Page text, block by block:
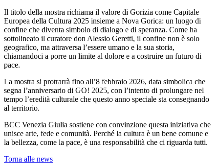
Il titolo della mostra richiama il valore di Gorizia come Capitale
Europea della Cultura 2025 insieme a Nova Gorica: un luogo di
confine che diventa simbolo di dialogo e di speranza. Come ha
sottolineato il curatore don Alessio Geretti, il confine non è solo
geografico, ma attraversa l’essere umano e la sua storia,
chiamandoci a porre un limite al dolore e a costruire un futuro di
pace.
La mostra si protrarrà fino all’8 febbraio 2026, data simbolica che
segna l’anniversario di GO! 2025, con l’intento di prolungare nel
tempo l’eredità culturale che questo anno speciale sta consegnando
al territorio.
BCC Venezia Giulia sostiene con convinzione questa iniziativa che
unisce arte, fede e comunità. Perché la cultura è un bene comune e
la bellezza, come la pace, è una responsabilità che ci riguarda tutti.
Torna alle news